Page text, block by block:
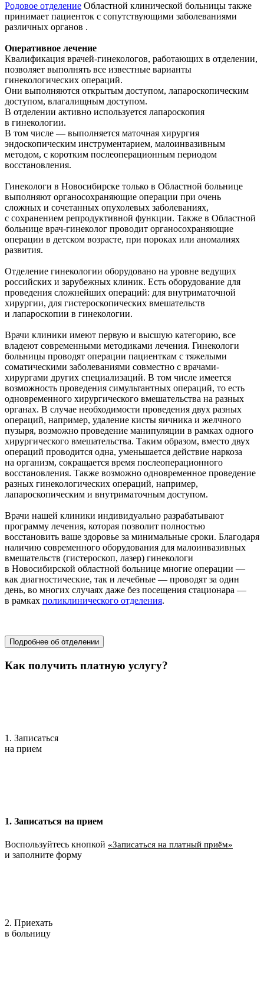
Родовое отделение Областной клинической больницы также
принимает пациенток с сопутствующими заболеваниями
различных органов .
Оперативное лечение
Квалификация врачей-гинекологов, работающих в отделении,
позволяет выполнять все известные варианты
гинекологических операций.
Они выполняются открытым доступом, лапароскопическим
доступом, влагалищным доступом.
В отделении активно используется лапароскопия
в гинекологии.
В том числе — выполняется маточная хирургия
эндоскопическим инструментарием, малоинвазивным
методом, с коротким послеоперационным периодом
восстановления.
Гинекологи в Новосибирске только в Областной больнице
выполняют органосохраняющие операции при очень
сложных и сочетанных опухолевых заболеваниях,
с сохранением репродуктивной функции. Также в Областной
больнице врач-гинеколог проводит органосохраняющие
операции в детском возрасте, при пороках или аномалиях
развития.
Отделение гинекологии оборудовано на уровне ведущих
российских и зарубежных клиник. Есть оборудование для
проведения сложнейших операций: для внутриматочной
хирургии, для гистероскопических вмешательств
и лапароскопии в гинекологии.
Врачи клиники имеют первую и высшую категорию, все
владеют современными методиками лечения. Гинекологи
больницы проводят операции пациенткам с тяжелыми
соматическими заболеваниями совместно с врачами-
хирургами других специализаций. В том числе имеется
возможность проведения симультантных операций, то есть
одновременного хирургического вмешательства на разных
органах. В случае необходимости проведения двух разных
операций, например, удаление кисты яичника и желчного
пузыря, возможно проведение манипуляции в рамках одного
хирургического вмешательства. Таким образом, вместо двух
операций проводится одна, уменьшается действие наркоза
на организм, сокращается время послеоперационного
восстановления. Также возможно одновременное проведение
разных гинекологических операций, например,
лапароскопическим и внутриматочным доступом.
Врачи нашей клиники индивидуально разрабатывают
программу лечения, которая позволит полностью
восстановить ваше здоровье за минимальные сроки. Благодаря
наличию современного оборудования для малоинвазивных
вмешательств (гистероскоп, лазер) гинекологи
в Новосибирской областной больнице многие операции —
как диагностические, так и лечебные — проводят за один
день, во многих случаях даже без посещения стационара —
в рамках поликлинического отделения.
Подробнее об отделении
Как получить платную услугу?
1. Записаться
на прием
1. Записаться на прием
Воспользуйтесь кнопкой «Записаться на платный приём»
и заполните форму
2. Приехать
в больницу